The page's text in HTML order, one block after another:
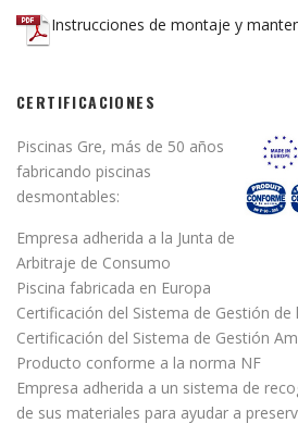
Instrucciones de montaje y
CERTIFICACIONES
Piscinas Gre, más de 50 años
fabricando piscinas
desmontables:
Empresa adherida a la Junta de
Arbitraje de Consumo
Piscina fabricada en Europa
Certificación del Sistema de Gestión de
Certificación del Sistema de Gestión
Producto conforme a la norma NF
Empresa adherida a un sistema de
de sus materiales para ayudar a